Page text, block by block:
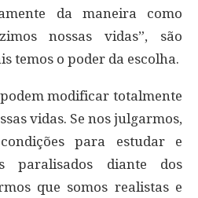
da maneira como
nossas vidas”, são
temos o poder da escolha.
modificar totalmente
vidas. Se nos julgarmos,
para estudar e
paralisados diante dos
que somos realistas e